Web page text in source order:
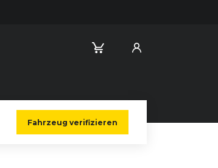
Fahrzeug verifizieren